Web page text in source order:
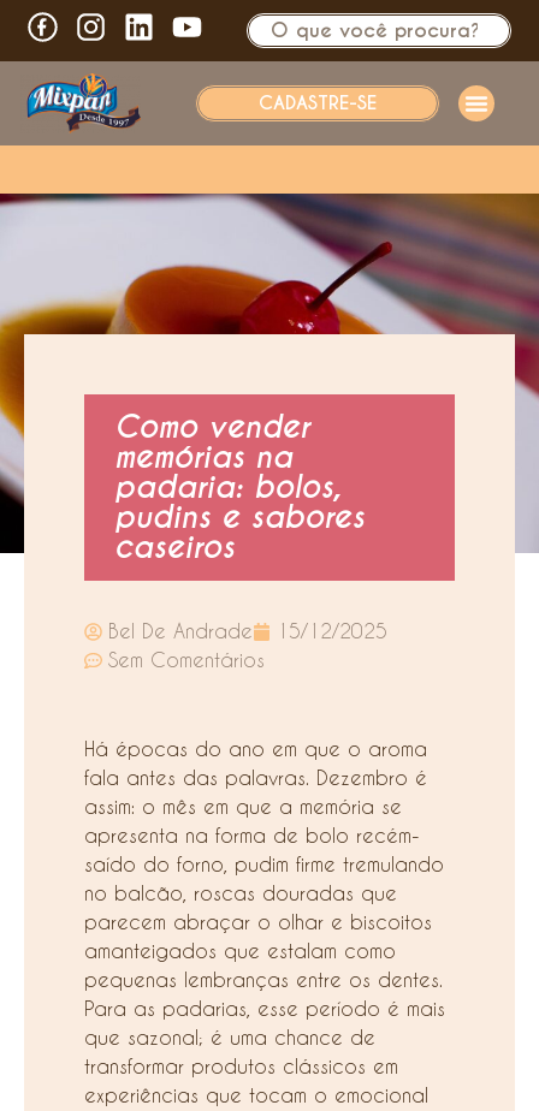
CADASTRE-SE
Como vender
memórias na
padaria: bolos,
pudins e sabores
caseiros
Bel De Andrade
15/12/2025
Sem Comentários
Há épocas do ano em que o aroma
fala antes das palavras. Dezembro é
assim: o mês em que a memória se
apresenta na forma de bolo recém-
saído do forno, pudim firme tremulando
no balcão, roscas douradas que
parecem abraçar o olhar e biscoitos
amanteigados que estalam como
pequenas lembranças entre os dentes.
Para as padarias, esse período é mais
que sazonal; é uma chance de
transformar produtos clássicos em
experiências que tocam o emocional